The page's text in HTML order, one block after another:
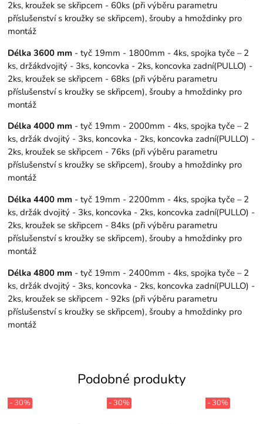
2ks, kroužek se skřipcem - 60ks (při výběru parametru
příslušenství s kroužky se skřipcem), šrouby a hmoždinky pro
montáž
Délka 3600 mm - tyč 19mm - 1800mm - 4ks, spojka tyče – 2
ks, držákdvojitý - 3ks, koncovka - 2ks, koncovka zadní(PULLO) -
2ks, kroužek se skřipcem - 68ks (při výběru parametru
příslušenství s kroužky se skřipcem), šrouby a hmoždinky pro
montáž
Délka 4000 mm - tyč 19mm - 2000mm - 4ks, spojka tyče – 2
ks, držák dvojitý - 3ks, koncovka - 2ks, koncovka zadní(PULLO) -
2ks, kroužek se skřipcem - 76ks (při výběru parametru
příslušenství s kroužky se skřipcem), šrouby a hmoždinky pro
montáž
Délka 4400 mm - tyč 19mm - 2200mm - 4ks, spojka tyče – 2
ks, držák dvojitý - 3ks, koncovka - 2ks, koncovka zadní(PULLO) -
2ks, kroužek se skřipcem - 84ks (při výběru parametru
příslušenství s kroužky se skřipcem), šrouby a hmoždinky pro
montáž
Délka 4800 mm - tyč 19mm - 2400mm - 4ks, spojka tyče – 2
ks, držák dvojitý - 3ks, koncovka - 2ks, koncovka zadní(PULLO) -
2ks, kroužek se skřipcem - 92ks (při výběru parametru
příslušenství s kroužky se skřipcem), šrouby a hmoždinky pro
montáž
Podobné produkty
- 30% - 30% - 30%